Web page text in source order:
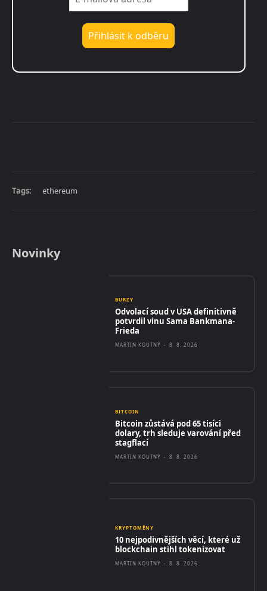
Tags: ethereum
Novinky
BURZY
Odvolací soud v USA definitivně
potvrdil vinu Sama Bankmana-
Frieda
MARTIN KOUTNÝ - 8. 8. 2026
BITCOIN
Bitcoin zůstává pod 65 tisíci
dolary, trh sleduje varování před
stagflací
MARTIN KOUTNÝ - 8. 8. 2026
KRYPTOMĚNY
10 nejpodivnějších věcí, které už
blockchain stihl tokenizovat
MARTIN KOUTNÝ - 8. 8. 2026